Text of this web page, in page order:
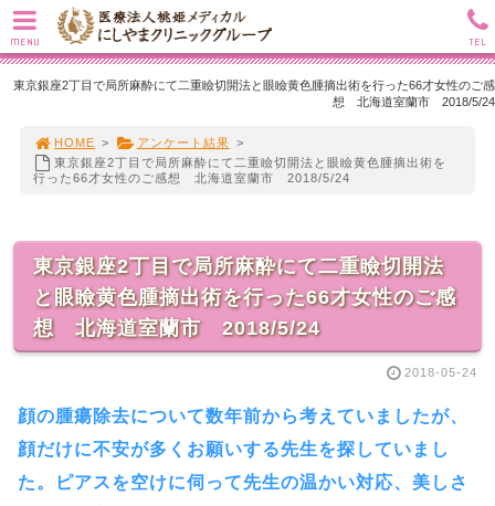
東京銀座2丁目で局所麻酔にて二重瞼切開法と眼瞼黄色腫摘出術を行った66才女性のご感
想 北海道室蘭市 2018/5/24
HOME > アンケート結果 >
東京銀座2丁目で局所麻酔にて二重瞼切開法と眼瞼黄色腫摘出術を
行った66才女性のご感想 北海道室蘭市 2018/5/24
東京銀座2丁目で局所麻酔にて二重瞼切開法
と眼瞼黄色腫摘出術を行った66才女性のご感
想 北海道室蘭市 2018/5/24
2018-05-24
顔の腫瘍除去について数年前から考えていましたが、
顔だけに不安が多くお願いする先生を探していまし
た。ピアスを空けに伺って先生の温かい対応、美しさ
MENU TEL